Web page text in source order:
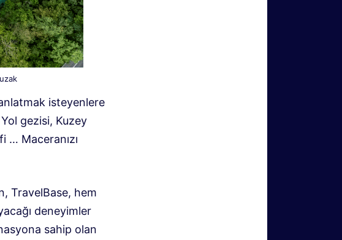
isteyenlere
gezisi, Kuzey
… Maceranızı
TravelBase, hem
deneyimler
sahip olan